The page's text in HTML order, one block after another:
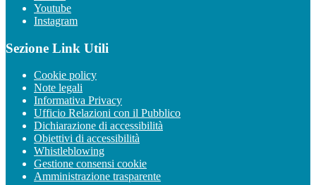
Youtube
Instagram
Sezione Link Utili
Cookie policy
Note legali
Informativa Privacy
Ufficio Relazioni con il Pubblico
Dichiarazione di accessibilità
Obiettivi di accessibilità
Whistleblowing
Gestione consensi cookie
Amministrazione trasparente